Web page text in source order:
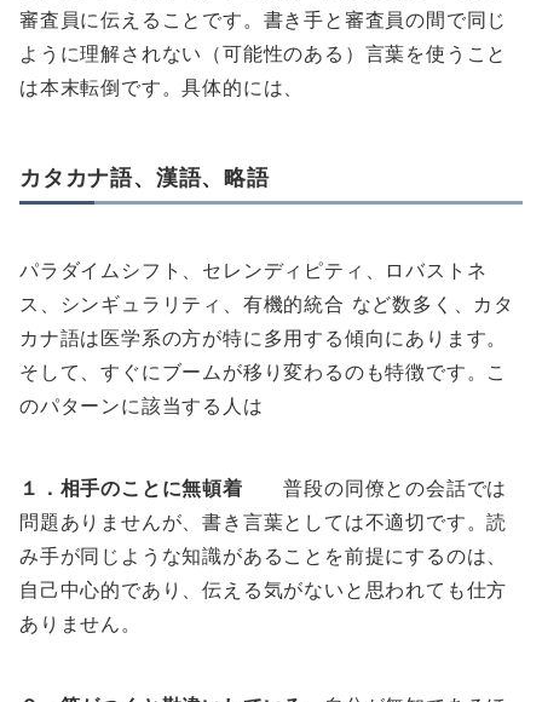
審査員に伝えることです。書き手と審査員の間で同じ
ように理解されない（可能性のある）言葉を使うこと
は本末転倒です。具体的には、
カタカナ語、漢語、略語
パラダイムシフト、セレンディピティ、ロバストネ
ス、シンギュラリティ、有機的統合 など数多く、カタ
カナ語は医学系の方が特に多用する傾向にあります。
そして、すぐにブームが移り変わるのも特徴です。こ
のパターンに該当する人は
１．相手のことに無頓着 普段の同僚との会話では
問題ありませんが、書き言葉としては不適切です。読
み手が同じような知識があることを前提にするのは、
自己中心的であり、伝える気がないと思われても仕方
ありません。